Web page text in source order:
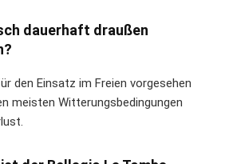
dauerhaft draußen
den Einsatz im Freien vorgesehen
meisten Witterungsbedingungen